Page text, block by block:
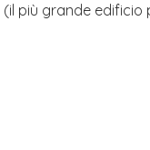
(il più grande edificio